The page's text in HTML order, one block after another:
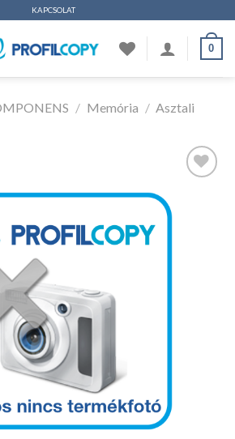
KAPCSOLAT
0
/ Memória / Asztali
Kedvencekhez